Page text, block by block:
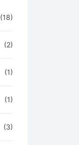
(18)
(2)
(1)
(1)
(3)